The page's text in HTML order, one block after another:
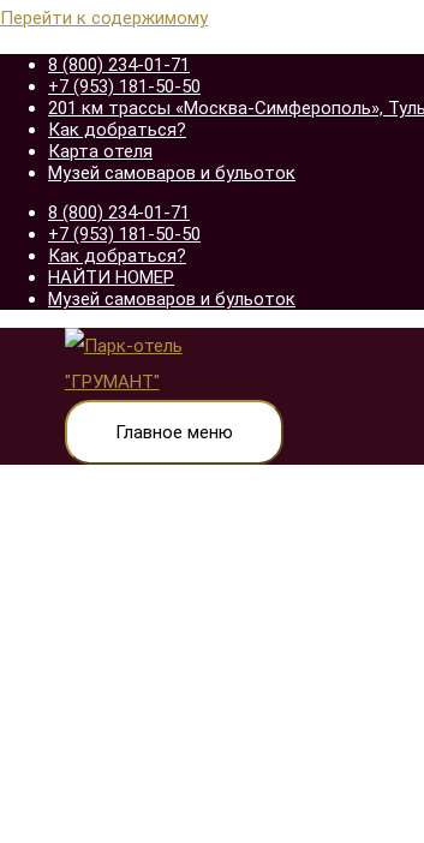
Перейти к содержимому
8 (800) 234-01-71
+7 (953) 181-50-50
201 км трассы «Москва-Симферополь»,
Как добраться?
Карта отеля
Музей самоваров и бульоток
8 (800) 234-01-71
+7 (953) 181-50-50
Как добраться?
НАЙТИ НОМЕР
Музей самоваров и бульоток
Главное меню